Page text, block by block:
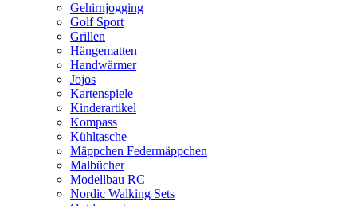
Gehirnjogging
Golf Sport
Grillen
Hängematten
Handwärmer
Jojos
Kartenspiele
Kinderartikel
Kompass
Kühltasche
Mäppchen Federmäppchen
Malbücher
Modellbau RC
Nordic Walking Sets